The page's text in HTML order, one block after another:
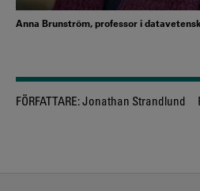
Anna Brunström, professor i
FÖRFATTARE:Jonathan Strandlund